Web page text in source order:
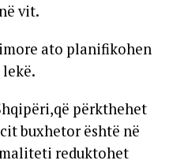
vit.
ato planifikohen
përkthehet
buxhetor është në
reduktohet